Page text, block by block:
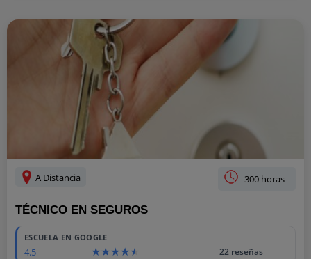
A Distancia 300 horas
TÉCNICO EN SEGUROS
ESCUELA EN GOOGLE
4.5 22 reseñas